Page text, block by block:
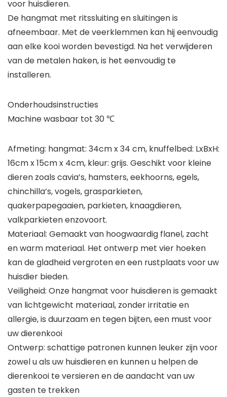
voor huisdieren.
De hangmat met ritssluiting en sluitingen is
afneembaar. Met de veerklemmen kan hij eenvoudig
aan elke kooi worden bevestigd. Na het verwijderen
van de metalen haken, is het eenvoudig te
installeren.
Onderhoudsinstructies
Machine wasbaar tot 30 ℃
Afmeting: hangmat: 34cm x 34 cm, knuffelbed: LxBxH:
16cm x 15cm x 4cm, kleur: grijs. Geschikt voor kleine
dieren zoals cavia’s, hamsters, eekhoorns, egels,
chinchilla’s, vogels, grasparkieten,
quakerpapegaaien, parkieten, knaagdieren,
valkparkieten enzovoort.
Materiaal: Gemaakt van hoogwaardig flanel, zacht
en warm materiaal. Het ontwerp met vier hoeken
kan de gladheid vergroten en een rustplaats voor uw
huisdier bieden.
Veiligheid: Onze hangmat voor huisdieren is gemaakt
van lichtgewicht materiaal, zonder irritatie en
allergie, is duurzaam en tegen bijten, een must voor
uw dierenkooi
Ontwerp: schattige patronen kunnen leuker zijn voor
zowel u als uw huisdieren en kunnen u helpen de
dierenkooi te versieren en de aandacht van uw
gasten te trekken